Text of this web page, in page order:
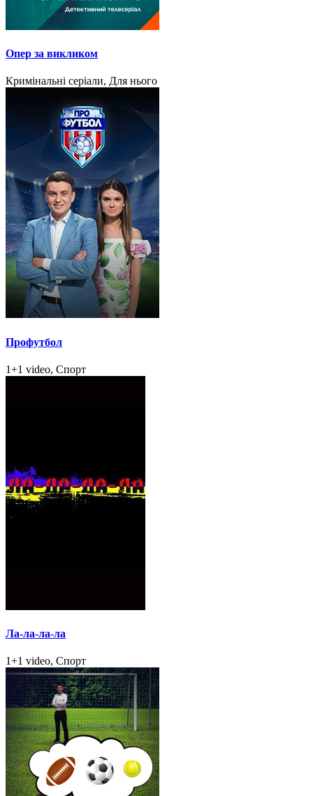
Опер за викликом
Кримінальні серіали, Для нього
Профутбол
1+1 video, Спорт
Ла-ла-ла-ла
1+1 video, Спорт